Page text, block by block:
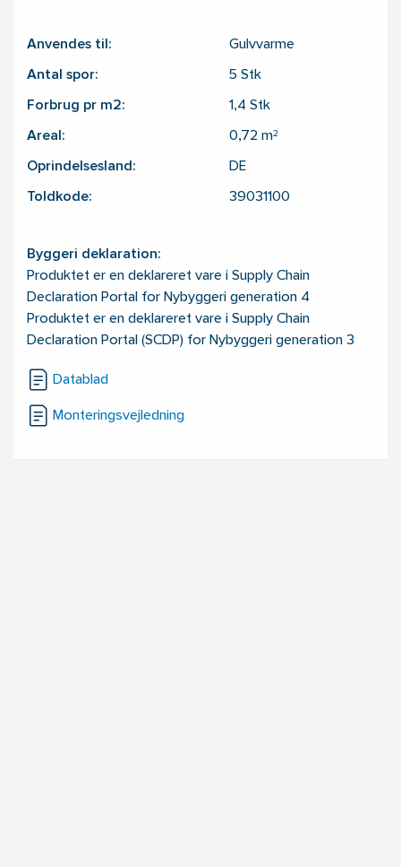
Anvendes til: Gulvvarme
Antal spor: 5 Stk
Forbrug pr m2: 1,4 Stk
Areal: 0,72 m²
Oprindelsesland: DE
Toldkode: 39031100
Byggeri deklaration:
Produktet er en deklareret vare i Supply Chain
Declaration Portal for Nybyggeri generation 4
Produktet er en deklareret vare i Supply Chain
Declaration Portal (SCDP) for Nybyggeri generation 3
Datablad
Monteringsvejledning